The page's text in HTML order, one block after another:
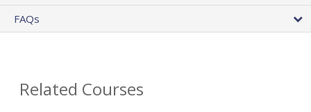
FAQs
Related Courses